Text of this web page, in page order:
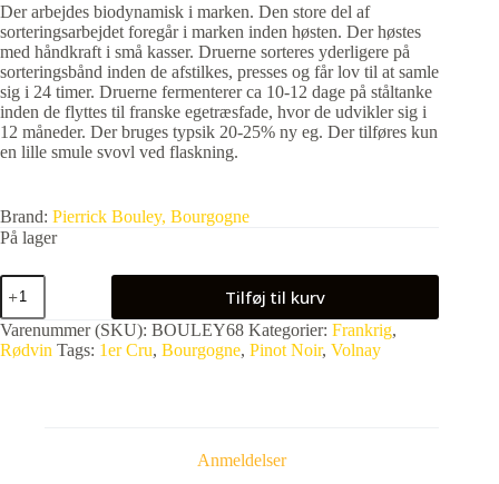
Der arbejdes biodynamisk i marken. Den store del af
sorteringsarbejdet foregår i marken inden høsten. Der høstes
med håndkraft i små kasser. Druerne sorteres yderligere på
sorteringsbånd inden de afstilkes, presses og får lov til at samle
sig i 24 timer. Druerne fermenterer ca 10-12 dage på ståltanke
inden de flyttes til franske egetræsfade, hvor de udvikler sig i
12 måneder. Der bruges typsik 20-25% ny eg. Der tilføres kun
en lille smule svovl ved flaskning.
Brand: Pierrick Bouley, Bourgogne
På lager
Pierrick
Bouley
Volnay
1er
Cru
Tilføj til kurv
Varenummer (SKU): BOULEY68 Kategorier: Frankrig,
Rødvin Tags: 1er Cru, Bourgogne, Pinot Noir, Volnay
Anmeldelser